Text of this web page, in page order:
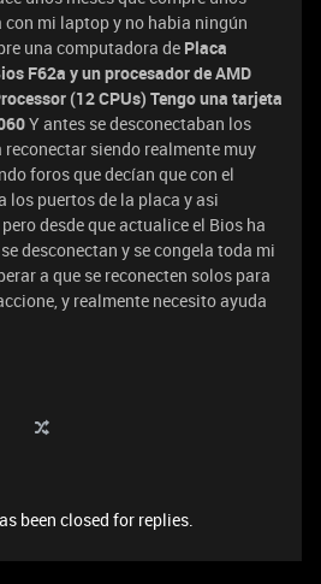
mi laptop y no habia ningún
una computadora de Placa
F62a y un procesador de AMD
(12 CPUs) Tengo una tarjeta
Y antes se desconectaban los
siendo realmente muy
foros que decían que con el
los puertos de la placa y asi
desde que actualice el Bios ha
desconectan y se congela toda mi
a que se reconecten solos para
y realmente necesito ayuda
been closed for replies.